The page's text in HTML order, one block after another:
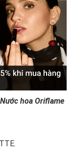
hoa Oriflame